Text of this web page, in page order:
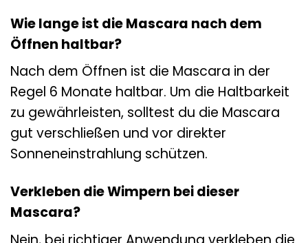
Wie lange ist die Mascara nach dem
Öffnen haltbar?
Nach dem Öffnen ist die Mascara in der
Regel 6 Monate haltbar. Um die Haltbarkeit
zu gewährleisten, solltest du die Mascara
gut verschließen und vor direkter
Sonneneinstrahlung schützen.
Verkleben die Wimpern bei dieser
Mascara?